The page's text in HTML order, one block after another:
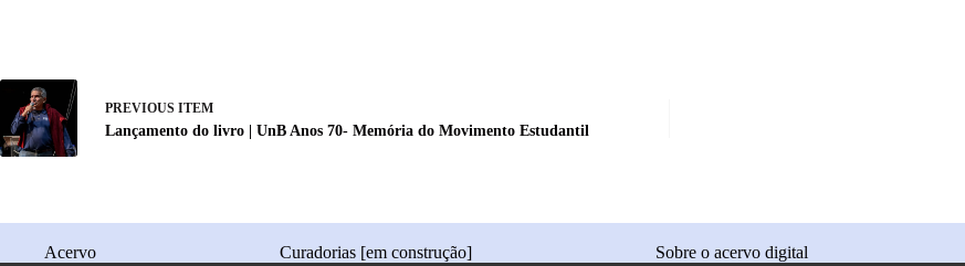
PREVIOUS ITEM
Lançamento do livro | UnB Anos 70- Memória do Movimento Estudantil
Acervo Curadorias [em construção] Sobre o acervo digital